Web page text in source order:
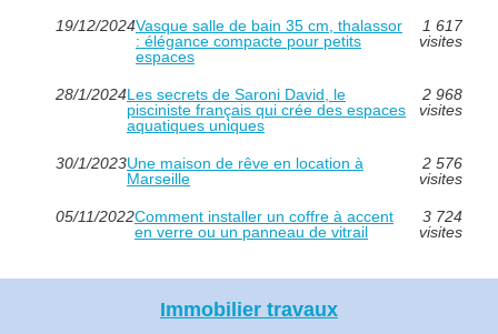
19/12/2024Vasque salle de bain 35 cm, thalassor
: élégance compacte pour petits
espaces
1 617
visites
28/1/2024Les secrets de Saroni David, le
pisciniste français qui crée des espaces
aquatiques uniques
2 968
visites
30/1/2023Une maison de rêve en location à
Marseille
2 576
visites
05/11/2022Comment installer un coffre à accent
en verre ou un panneau de vitrail
3 724
visites
Immobilier travaux